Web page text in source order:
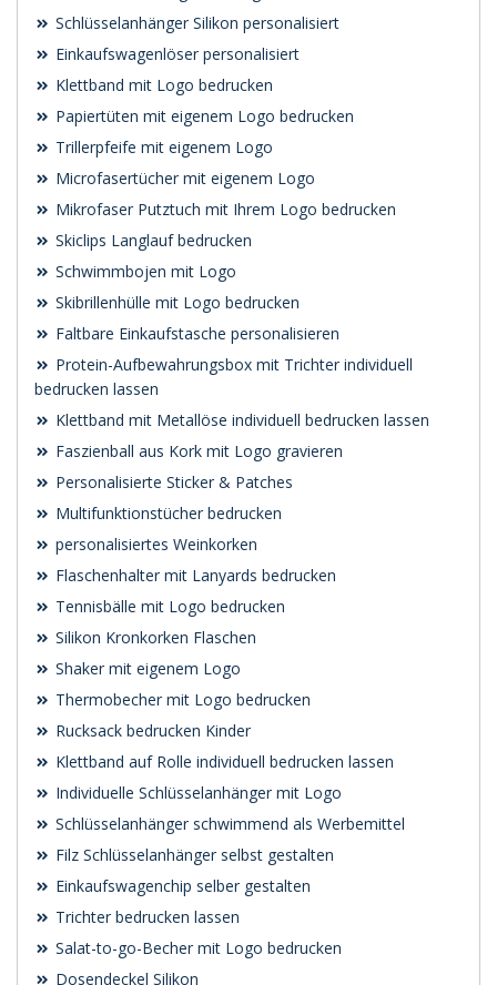
Schlüsselanhänger Silikon personalisiert
Einkaufswagenlöser personalisiert
Klettband mit Logo bedrucken
Papiertüten mit eigenem Logo bedrucken
Trillerpfeife mit eigenem Logo
Microfasertücher mit eigenem Logo
Mikrofaser Putztuch mit Ihrem Logo bedrucken
Skiclips Langlauf bedrucken
Schwimmbojen mit Logo
Skibrillenhülle mit Logo bedrucken
Faltbare Einkaufstasche personalisieren
Protein-Aufbewahrungsbox mit Trichter individuell
bedrucken lassen
Klettband mit Metallöse individuell bedrucken lassen
Faszienball aus Kork mit Logo gravieren
Personalisierte Sticker & Patches
Multifunktionstücher bedrucken
personalisiertes Weinkorken
Flaschenhalter mit Lanyards bedrucken
Tennisbälle mit Logo bedrucken
Silikon Kronkorken Flaschen
Shaker mit eigenem Logo
Thermobecher mit Logo bedrucken
Rucksack bedrucken Kinder
Klettband auf Rolle individuell bedrucken lassen
Individuelle Schlüsselanhänger mit Logo
Schlüsselanhänger schwimmend als Werbemittel
Filz Schlüsselanhänger selbst gestalten
Einkaufswagenchip selber gestalten
Trichter bedrucken lassen
Salat-to-go-Becher mit Logo bedrucken
Dosendeckel Silikon